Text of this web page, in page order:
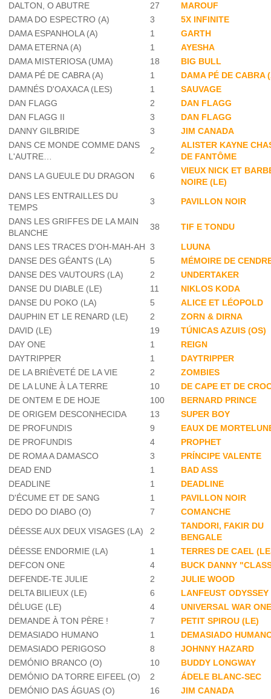
DALTON, O ABUTRE
27
MAROUF
DAMA DO ESPECTRO (A)
3
5X INFINITE
DAMA ESPANHOLA (A)
1
GARTH
DAMA ETERNA (A)
1
AYESHA
DAMA MISTERIOSA (UMA)
18
BIG BULL
DAMA PÉ DE CABRA (A)
1
DAMA PÉ DE CABRA
DAMNÉS D'OAXACA (LES)
1
SAUVAGE
DAN FLAGG
2
DAN FLAGG
DAN FLAGG II
3
DAN FLAGG
DANNY GILBRIDE
3
JIM CANADA
DANS CE MONDE COMME DANS
L'AUTRE…
2
ALISTER KAYNE
DE FANTÔME
DANS LA GUEULE DU DRAGON
6
VIEUX NICK ET
NOIRE (LE)
DANS LES ENTRAILLES DU
TEMPS
3 PAVILLON NOIR
DANS LES GRIFFES DE LA MAIN
BLANCHE
38 TIF E TONDU
DANS LES TRACES D'OH-MAH-AH 3
LUUNA
DANSE DES GÉANTS (LA)
5
MÉMOIRE DE
DANSE DES VAUTOURS (LA)
2
UNDERTAKER
DANSE DU DIABLE (LE)
11
NIKLOS KODA
DANSE DU POKO (LA)
5
ALICE ET LÉOPOLD
DAUPHIN ET LE RENARD (LE)
2
ZORN & DIRNA
DAVID (LE)
19
TÚNICAS AZUIS (OS)
DAY ONE
1
REIGN
DAYTRIPPER
1
DAYTRIPPER
DE LA BRIÈVETÉ DE LA VIE
2
ZOMBIES
DE LA LUNE À LA TERRE
10
DE CAPE ET DE
DE ONTEM E DE HOJE
100
BERNARD PRINCE
DE ORIGEM DESCONHECIDA
13
SUPER BOY
DE PROFUNDIS
9
EAUX DE
DE PROFUNDIS
4
PROPHET
DE ROMA A DAMASCO
3
PRÍNCIPE VALENTE
DEAD END
1
BAD ASS
DEADLINE
1
DEADLINE
D'ÉCUME ET DE SANG
1
PAVILLON NOIR
DEDO DO DIABO (O)
7
COMANCHE
DÉESSE AUX DEUX VISAGES (LA)
2
TANDORI, FAKIR DU
BENGALE
DÉESSE ENDORMIE (LA)
1
TERRES DE CAEL
DEFCON ONE
4
BUCK DANNY
DEFENDE-TE JULIE
2
JULIE WOOD
DELTA BILIEUX (LE)
6
LANFEUST ODYSSEY
DÉLUGE (LE)
4
UNIVERSAL WAR
DEMANDE À TON PÈRE !
7
PETIT SPIROU (LE)
DEMASIADO HUMANO
1
DEMASIADO
DEMASIADO PERIGOSO
8
JOHNNY HAZARD
DEMÓNIO BRANCO (O)
10
BUDDY LONGWAY
DEMÓNIO DA TORRE EIFEEL (O)
2
ÁDELE BLANC-SEC
DEMÓNIO DAS ÁGUAS (O)
16
JIM CANADA